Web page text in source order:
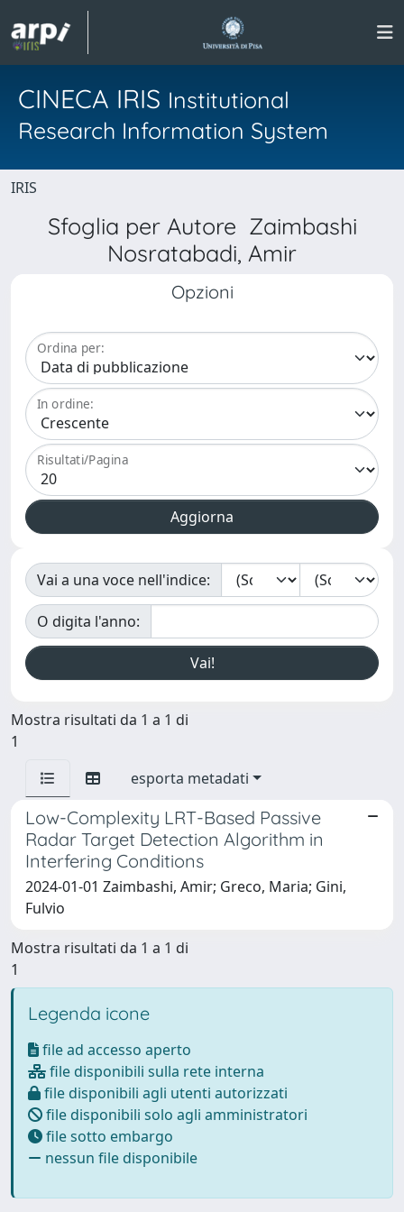
CINECA IRIS Institutional
Research Information System
IRIS
Sfoglia per Autore Zaimbashi
Nosratabadi, Amir
Opzioni
Ordina per:
In ordine:
Risultati/Pagina
Vai a una voce nell'indice:
O digita l'anno:
Mostra risultati da 1 a 1 di
1
esporta metadati
Low-Complexity LRT-Based Passive
Radar Target Detection Algorithm in
Interfering Conditions
2024-01-01 Zaimbashi, Amir; Greco, Maria; Gini,
Fulvio
Mostra risultati da 1 a 1 di
1
Legenda icone
file ad accesso aperto
file disponibili sulla rete interna
file disponibili agli utenti autorizzati
file disponibili solo agli amministratori
file sotto embargo
nessun file disponibile